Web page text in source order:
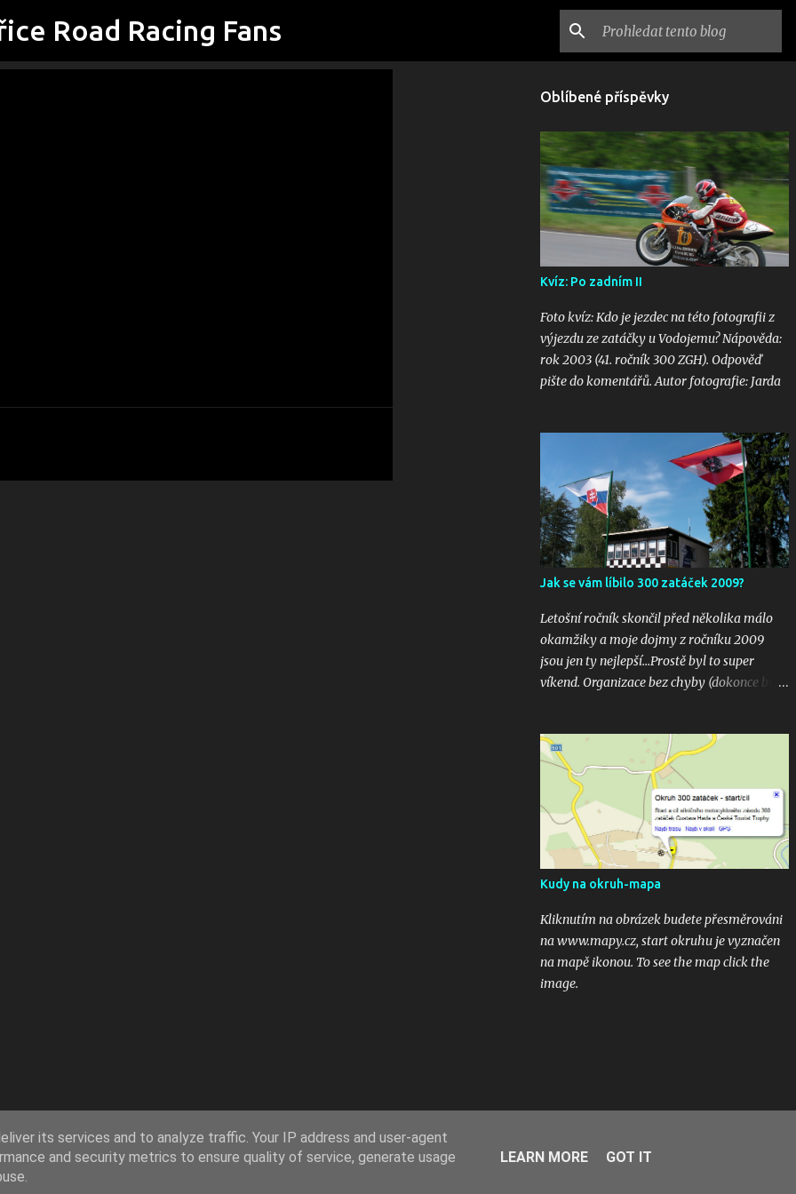
Přeskočit na hlavní obsah
Road Racing Fans
Oblíbené příspěvky
Kvíz: Po zadním II
Foto kvíz: Kdo je jezdec na této fotografii z
výjezdu ze zatáčky u Vodojemu? Nápověda:
rok 2003 (41. ročník 300 ZGH). Odpověď
pište do komentářů. Autor fotografie: Jarda
Jak se vám líbilo 300 zatáček 2009?
Letošní ročník skončil před několika málo
okamžiky a moje dojmy z ročníku 2009
jsou jen ty nejlepší...Prostě byl to super
víkend. Organizace bez chyby (dokonce bylo
žádná velká nehoda pokud vím a hlavně
překrásné souboje hned v několika
kubaturách. Máte fotky, videa ? Pošlete mi
odkaz na email 300zatacek@gmail.com a
podělte se s ostatními, budou uveřejněny na
těchto stránkých. Dík. A jak se líbily Zatáčky
vám? Pište do komentářů...
Kudy na okruh-mapa
Kliknutím na obrázek budete přesměrováni
na www.mapy.cz, start okruhu je vyznačen
na mapě ikonou. To see the map click the
image.
its services and to analyze traffic. Your IP address and user-agent
and security metrics to ensure quality of service, generate usage
LEARN MORE GOT IT